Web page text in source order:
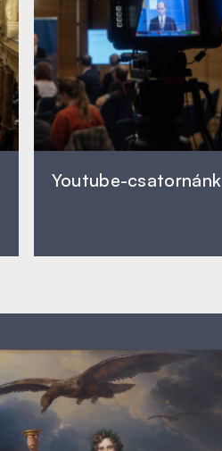
Youtube-csatornánk